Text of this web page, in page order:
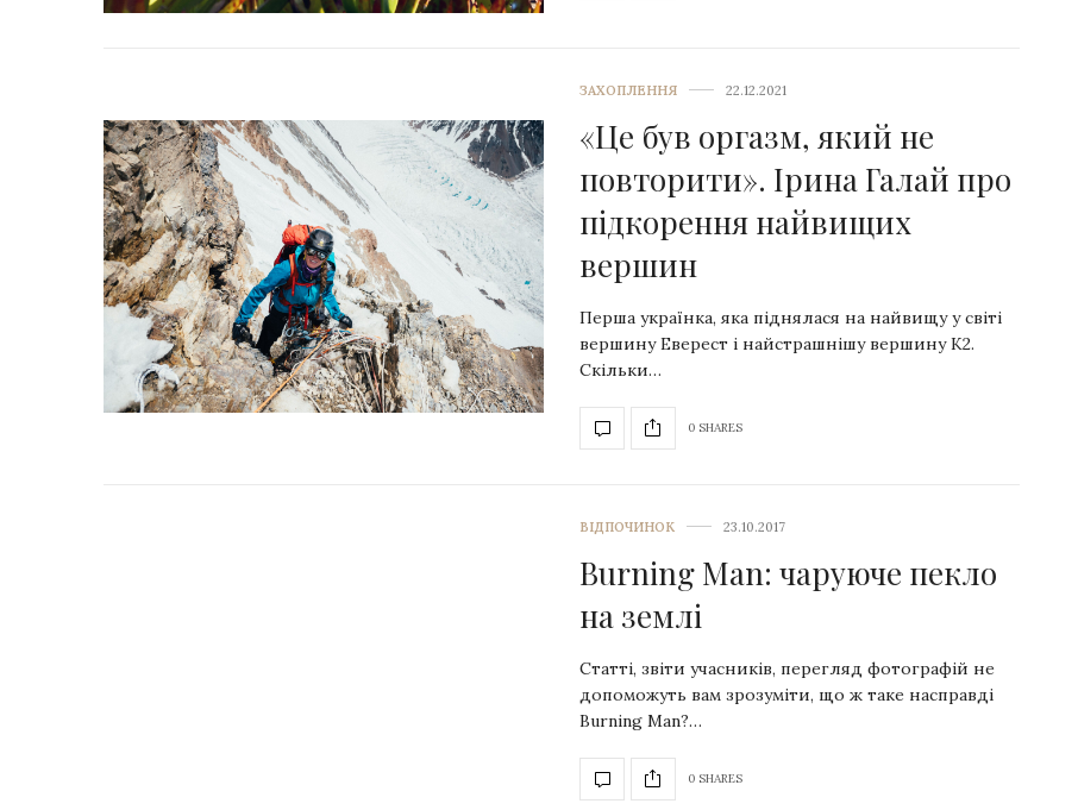
ЗАХОПЛЕННЯ 22.12.2021
«Це був оргазм, який не
повторити». Ірина Галай про
підкорення найвищих
вершин
Перша українка, яка піднялася на найвищу у світі
вершину Еверест і найстрашнішу вершину К2.
Скільки…
0 SHARES
ВІДПОЧИНОК 23.10.2017
Burning Man: чаруюче пекло
на землі
Статті, звіти учасників, перегляд фотографій не
допоможуть вам зрозуміти, що ж таке насправді
Burning Man?…
0 SHARES